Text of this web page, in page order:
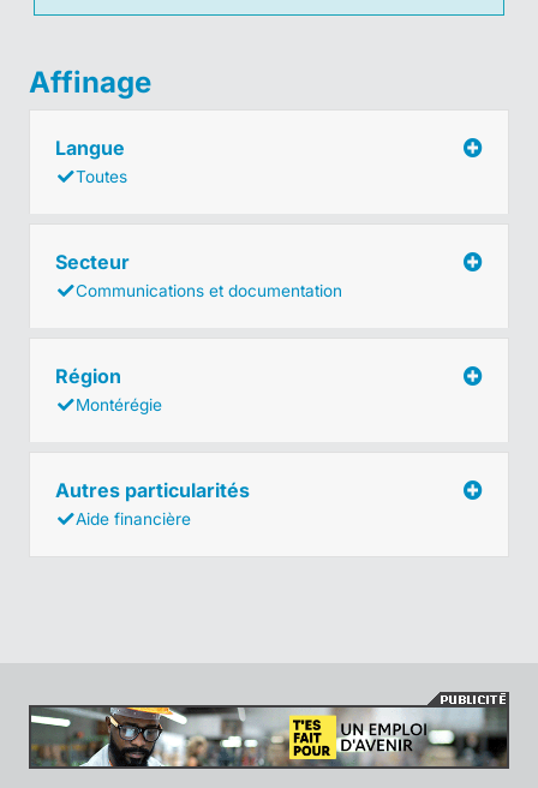
Affinage
Langue
Toutes
Secteur
Communications et documentation
Région
Montérégie
Autres particularités
Aide financière